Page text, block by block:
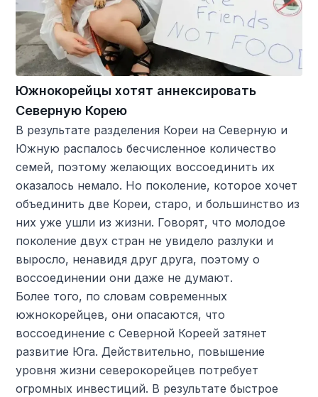
Южнокорейцы хотят аннексировать
Северную Корею
В результате разделения Кореи на Северную и
Южную распалось бесчисленное количество
семей, поэтому желающих воссоединить их
оказалось немало. Но поколение, которое хочет
объединить две Кореи, старо, и большинство из
них уже ушли из жизни. Говорят, что молодое
поколение двух стран не увидело разлуки и
выросло, ненавидя друг друга, поэтому о
воссоединении они даже не думают.
Более того, по словам современных
южнокорейцев, они опасаются, что
воссоединение с Северной Кореей затянет
развитие Юга. Действительно, повышение
уровня жизни северокорейцев потребует
огромных инвестиций. В результате быстрое